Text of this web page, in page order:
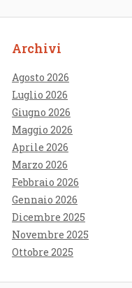
Archivi
Agosto 2026
Luglio 2026
Giugno 2026
Maggio 2026
Aprile 2026
Marzo 2026
Febbraio 2026
Gennaio 2026
Dicembre 2025
Novembre 2025
Ottobre 2025